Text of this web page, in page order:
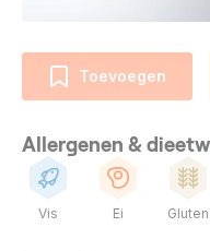
Toevoegen
Allergenen &
Vis Ei Gluten